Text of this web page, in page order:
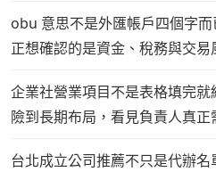
obu 意思不是外匯帳戶四個字
正想確認的是資金、稅務與交
企業社營業項目不是表格填完
險到長期布局，看見負責人真
台北成立公司推薦不只是代辦